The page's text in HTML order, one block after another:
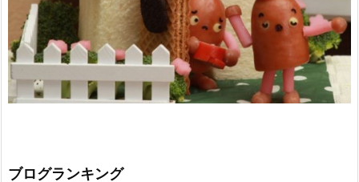
ブログランキング